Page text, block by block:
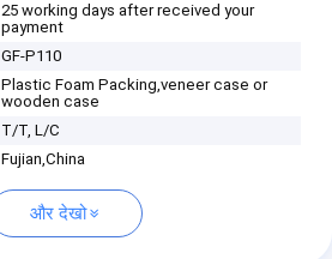
25 working days after received your
payment
GF-P110
Plastic Foam Packing,veneer case or
wooden case
T/T, L/C
Fujian,China
और देखो